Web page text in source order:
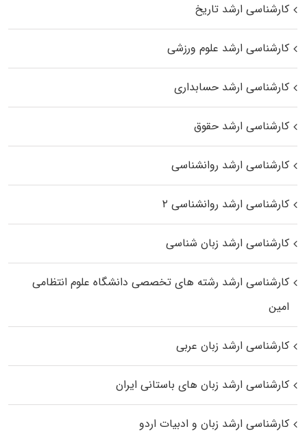
کارشناسی ارشد تاریخ
کارشناسی ارشد علوم ورزشی
کارشناسی ارشد حسابداری
کارشناسی ارشد حقوق
کارشناسی ارشد روانشناسی
کارشناسی ارشد روانشناسی ۲
کارشناسی ارشد زبان شناسی
کارشناسی ارشد رﺷﺘﻪ ﻫﺎی تخصصی داﻧﺸﮕﺎه ﻋﻠﻮم انتظامی
اﻣﻴﻦ
کارشناسی ارشد زبان عربی
کارشناسی ارشد زبان‌ های باستانی ایران
کارشناسی ارشد زبان و ادبیات اردو